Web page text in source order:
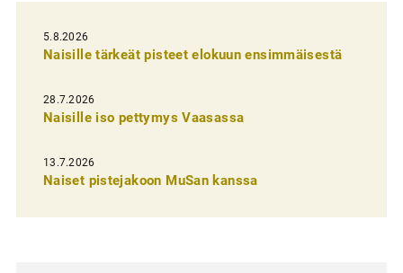
i
e
n
s
e
l
5.8.2026
Naisille tärkeät pisteet elokuun ensimmäisestä
28.7.2026
Naisille iso pettymys Vaasassa
13.7.2026
Naiset pistejakoon MuSan kanssa